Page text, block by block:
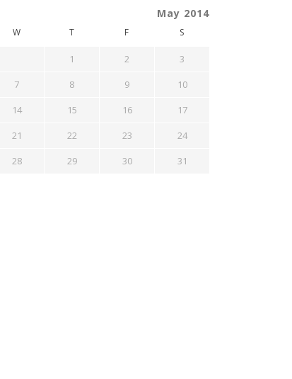
May 2014
W T F S
1 2
3
7 8 9
10
14 15 16
17
21 22 23
24
28 29 30 31